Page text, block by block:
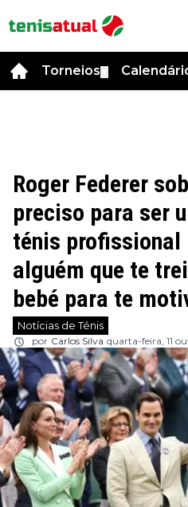
Torneios
Roger Federer
preciso para ser
ténis profissional
alguém que te
bebé para te
Notícias de Ténis
por Carlos Silva quarta-feira, 11